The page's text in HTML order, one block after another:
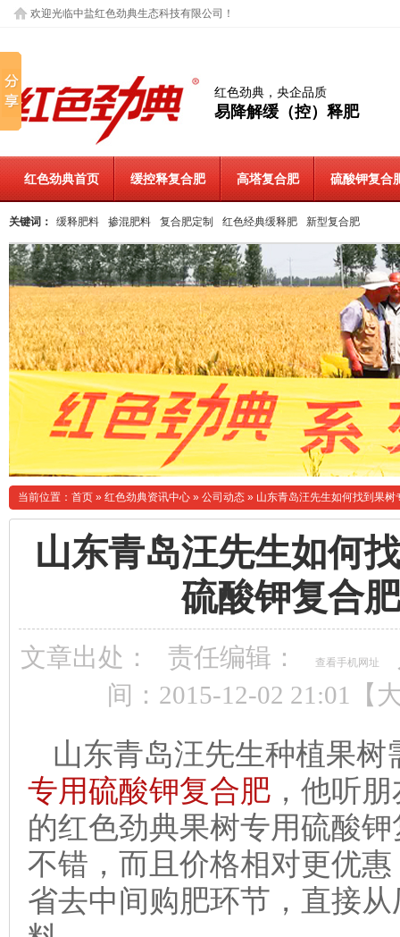
欢迎光临中盐红色劲典生态科技有限公司！
红色劲典，央企品质
易降解缓（控）释肥
红色劲典首页 缓控释复合肥 高塔复合肥 硫酸钾复合
关键词： 缓释肥料 掺混肥料 复合肥定制 红色经典缓释肥 新型复合肥
当前位置： 首页 » 红色劲典资讯中心 » 公司动态 » 山东青岛汪先生如何找到果树
山东青岛汪先生如何
硫酸钾复合
文章出处： 责任编辑： 查看手机网址
间：2015-12-02 21:01【
山东青岛汪先生种植果树
专用硫酸钾复合肥 ，他听
的红色劲典果树专用硫酸
不错，而且价格相对更优
省去中间购肥环节，直接